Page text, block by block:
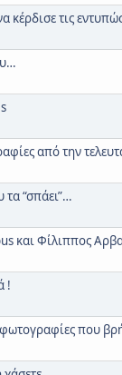
τις
από την
τα “σπάει”…
και Φίλιππος
!
φωτογραφίες που